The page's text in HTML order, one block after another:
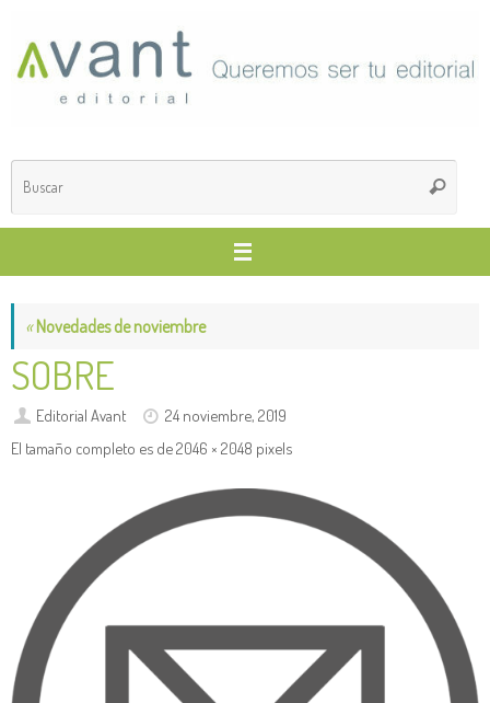
contenido
Buscar
«Novedades de noviembre
SOBRE
Editorial Avant
24 noviembre, 2019
El tamaño completo es de2046 × 2048 pixels